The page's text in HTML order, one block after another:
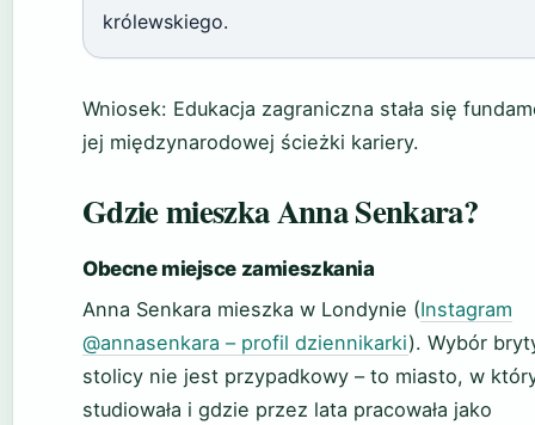
królewskiego.
Wniosek: Edukacja zagraniczna stała się
jej międzynarodowej ścieżki kariery.
Gdzie mieszka Anna Senkara?
Obecne miejsce zamieszkania
Anna Senkara mieszka w Londynie (Instagram
@annasenkara – profil dziennikarki). Wybór
stolicy nie jest przypadkowy – to miasto, w
studiowała i gdzie przez lata pracowała jako